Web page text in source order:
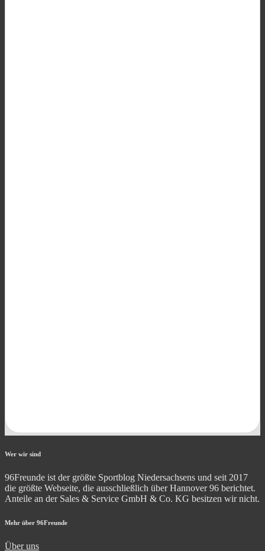
Wer wir sind
96Freunde ist der größte Sportblog Niedersachsens und seit 2017
die größte Webseite, die ausschließlich über Hannover 96 berichtet.
Anteile an der Sales & Service GmbH & Co. KG besitzen wir nicht.
Mehr über 96Freunde
Über uns